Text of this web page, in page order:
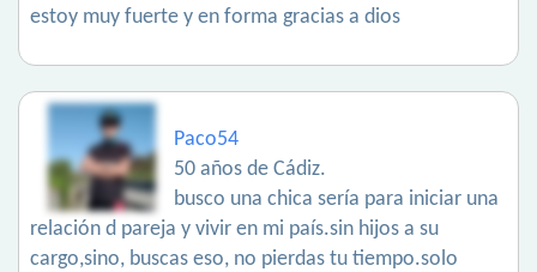
estoy muy fuerte y en forma gracias a dios
Paco54
50 años de Cádiz.
busco una chica sería para iniciar una
relación d pareja y vivir en mi país.sin hijos a su
cargo,sino, buscas eso, no pierdas tu tiempo.solo